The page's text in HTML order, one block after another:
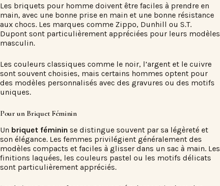
Les briquets pour homme doivent être faciles à prendre en
main, avec une bonne prise en main et une bonne résistance
aux chocs. Les marques comme Zippo, Dunhill ou S.T.
Dupont sont particulièrement appréciées pour leurs modèles
masculin.
Les couleurs classiques comme le noir, l’argent et le cuivre
sont souvent choisies, mais certains hommes optent pour
des modèles personnalisés avec des gravures ou des motifs
uniques.
Pour un Briquet Féminin
Un briquet féminin se distingue souvent par sa légèreté et
son élégance. Les femmes privilégient généralement des
modèles compacts et faciles à glisser dans un sac à main. Les
finitions laquées, les couleurs pastel ou les motifs délicats
sont particulièrement appréciés.